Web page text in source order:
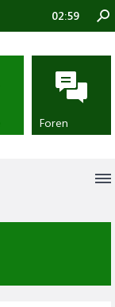
02:59
Foren